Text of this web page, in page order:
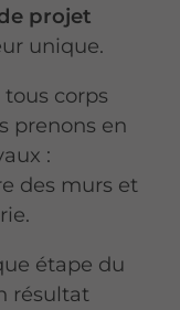
projet
unique.
corps
prenons en
:
des murs et
étape du
résultat